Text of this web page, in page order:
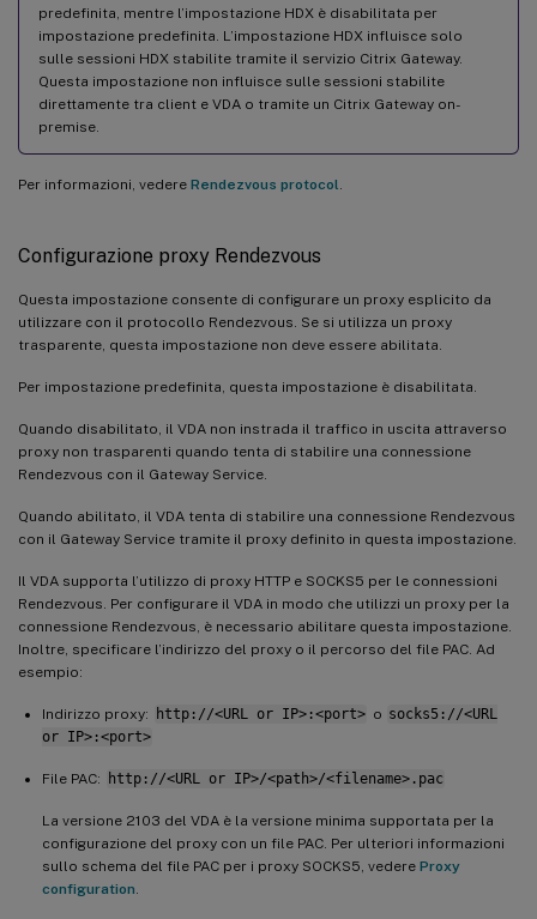
predefinita, mentre l’impostazione HDX è disabilitata per
impostazione predefinita. L’impostazione HDX influisce solo
sulle sessioni HDX stabilite tramite il servizio Citrix Gateway.
Questa impostazione non influisce sulle sessioni stabilite
direttamente tra client e VDA o tramite un Citrix Gateway on-
premise.
Per informazioni, vedere Rendezvous protocol
Configurazione proxy Rendezvous
Questa impostazione consente di configurare un proxy esplicito da
utilizzare con il protocollo Rendezvous. Se si utilizza un proxy
trasparente, questa impostazione non deve essere abilitata.
Per impostazione predefinita, questa impostazione è disabilitata.
Quando disabilitato, il VDA non instrada il traffico in uscita attraverso
proxy non trasparenti quando tenta di stabilire una connessione
Rendezvous con il Gateway Service.
Quando abilitato, il VDA tenta di stabilire una connessione Rendezvous
con il Gateway Service tramite il proxy definito in questa impostazione.
Il VDA supporta l’utilizzo di proxy HTTP e SOCKS5 per le connessioni
Rendezvous. Per configurare il VDA in modo che utilizzi un proxy per la
connessione Rendezvous, è necessario abilitare questa impostazione.
Inoltre, specificare l’indirizzo del proxy o il percorso del file PAC. Ad
esempio:
Indirizzo proxy: http://<URL or IP>:<port> o socks5://<URL
or IP>:<port>
File PAC: http://<URL or IP>/<path>/<filename>.pac
La versione 2103 del VDA è la versione minima supportata per la
configurazione del proxy con un file PAC. Per ulteriori informazioni
sullo schema del file PAC per i proxy SOCKS5, vedere Proxy
configuration